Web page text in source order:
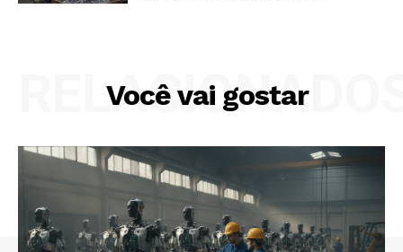
Você vai gostar